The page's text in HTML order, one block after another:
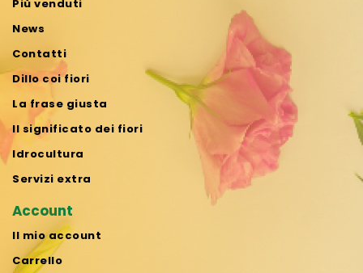
Più venduti
News
Contatti
Dillo coi fiori
La frase giusta
Il significato dei fiori
Idrocultura
Servizi extra
Account
Il mio account
Carrello